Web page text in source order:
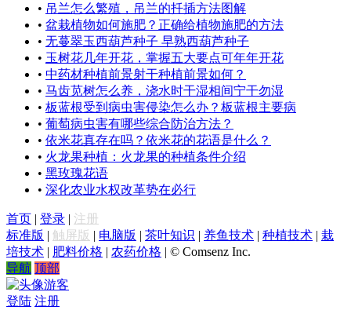
• 吊兰怎么繁殖，吊兰的扦插方法图解
• 盆栽植物如何施肥？正确给植物施肥的方法
• 无蔓翠玉西葫芦种子 早熟西葫芦种子
• 玉树花几年开花，掌握五大要点可年年开花
• 中药材种植前景射干种植前景如何？
• 马齿苋树怎么养，浇水时干湿相间宁干勿湿
• 板蓝根受到病虫害侵染怎么办？板蓝根主要病
• 葡萄病虫害有哪些综合防治方法？
• 依米花真存在吗？依米花的花语是什么？
• 火龙果种植：火龙果的种植条件介绍
• 黑玫瑰花语
• 深化农业水权改革势在必行
首页 | 登录 | 注册
标准版 | 触屏版 | 电脑版 | 茶叶知识 | 养鱼技术 | 种植技术 | 栽
培技术 | 肥料价格 | 农药价格 | © Comsenz Inc.
导航 顶部
游客
登陆 注册